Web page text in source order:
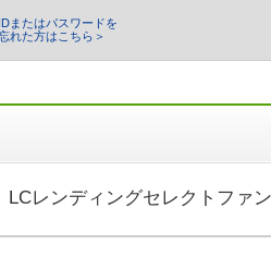
IDまたはパスワードを
れた方はこちら＞
LCレンディングセレクトファ